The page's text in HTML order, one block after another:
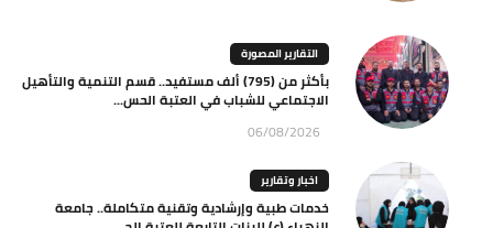
التقارير المصورة
بأكثر من (795) ألف مستفيد.. قسم التنمية والتأهيل
الاجتماعي للشباب في العتبة الحس...
06/08/2026
اخبار وتقارير
خدمات طبية وإرشادية وتقنية متكاملة.. جامعة